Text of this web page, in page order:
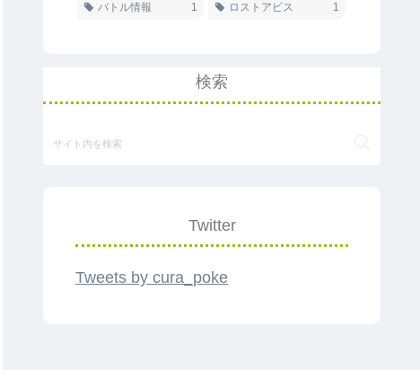
バトル情報 1 ロストアビス 1
検索
Twitter
Tweets by cura_poke